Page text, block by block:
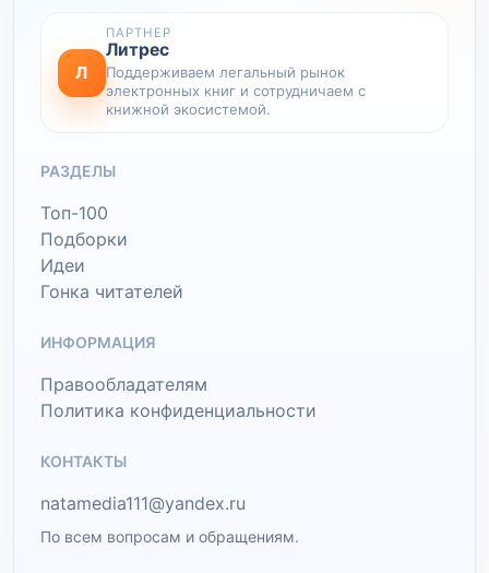
Л
ПАРТНЕР
Литрес
Поддерживаем легальный рынок
электронных книг и сотрудничаем с
книжной экосистемой.
РАЗДЕЛЫ
Топ-100
Подборки
Идеи
Гонка читателей
ИНФОРМАЦИЯ
Правообладателям
Политика конфиденциальности
КОНТАКТЫ
natamedia111@yandex.ru
По всем вопросам и обращениям.